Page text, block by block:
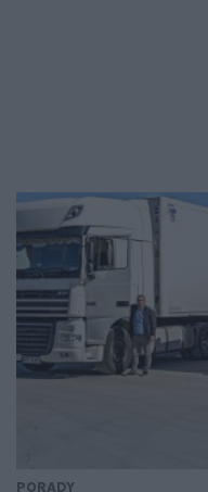
PORADY